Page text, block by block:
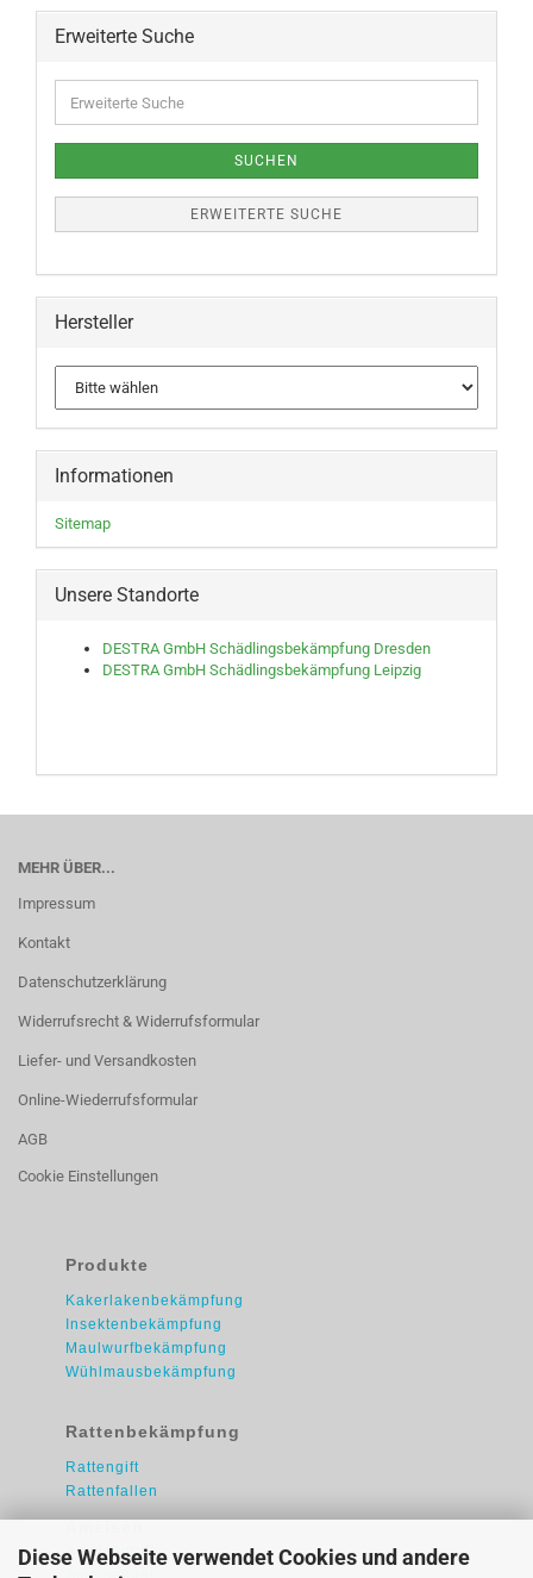
Diese Webseite verwendet Cookies und andere
Erweiterte Suche
SUCHEN
ERWEITERTE SUCHE
Hersteller
Informationen
Sitemap
Unsere Standorte
DESTRA GmbH Schädlingsbekämpfung Dresden
DESTRA GmbH Schädlingsbekämpfung Leipzig
MEHR ÜBER...
Impressum
Kontakt
Datenschutzerklärung
Widerrufsrecht & Widerrufsformular
Liefer- und Versandkosten
Online-Wiederrufsformular
AGB
Cookie Einstellungen
Produkte
Kakerlakenbekämpfung
Insektenbekämpfung
Maulwurfbekämpfung
Wühlmausbekämpfung
Rattenbekämpfung
Rattengift
Rattenfallen
Ameisengift
Ameisengel